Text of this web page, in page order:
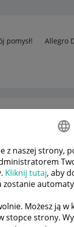
z naszej strony,
Kliknij tutaj, aby
Możesz ją w
stopce strony.
pomysł! Allegro
się dzieje?